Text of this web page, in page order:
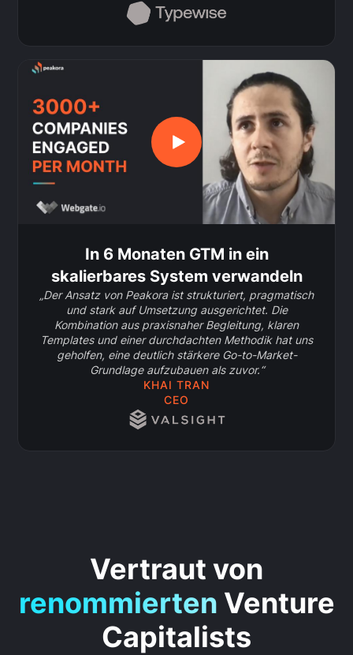
In 6 Monaten GTM in ein
skalierbares System verwandeln
„Der Ansatz von Peakora ist strukturiert, pragmatisch
und stark auf Umsetzung ausgerichtet. Die
Kombination aus praxisnaher Begleitung, klaren
Templates und einer durchdachten Methodik hat uns
geholfen, eine deutlich stärkere Go-to-Market-
Grundlage aufzubauen als zuvor.“
KHAI TRAN
CEO
Vertraut von
renommierten Venture
Capitalists